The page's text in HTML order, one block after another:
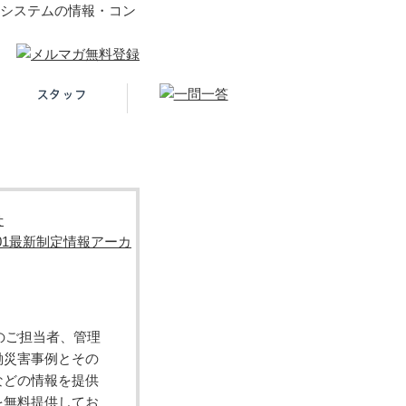
ステムの情報・コン
最新制定情報アーカ
ご担当者、管理
害事例とその
の情報を提供
料提供してお